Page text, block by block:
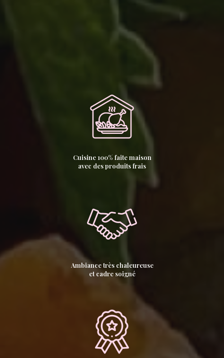
Cuisine 100% faite maison
avec des produits frais
Ambiance très chaleureuse
et cadre soigné